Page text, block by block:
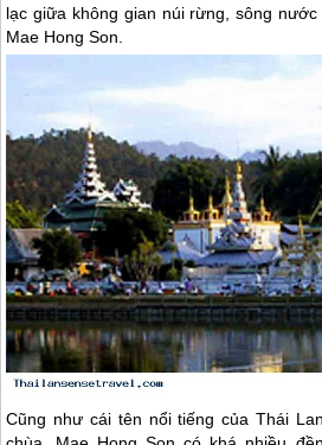
lạc giữa không gian núi rừng, sông
Mae Hong Son.
Cũng như cái tên nổi tiếng của Thái Lan